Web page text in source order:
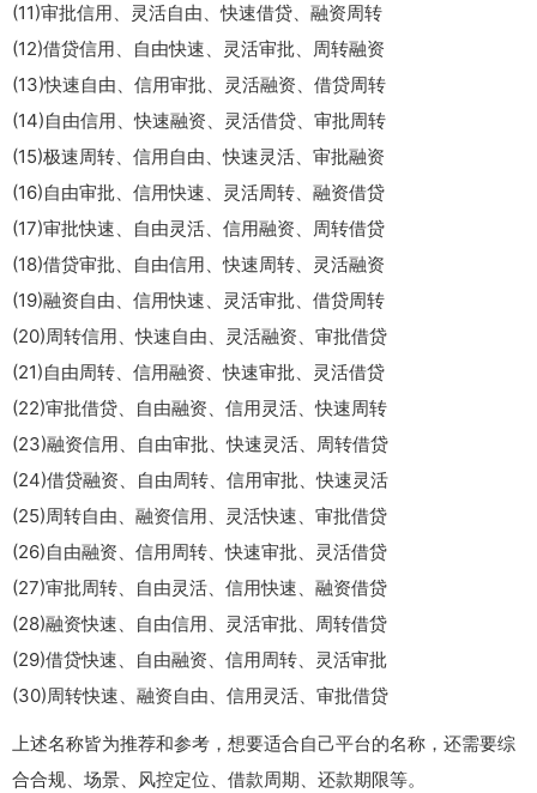
(11)审批信用、灵活自由、快速借贷、融资周转
(12)借贷信用、自由快速、灵活审批、周转融资
(13)快速自由、信用审批、灵活融资、借贷周转
(14)自由信用、快速融资、灵活借贷、审批周转
(15)极速周转、信用自由、快速灵活、审批融资
(16)自由审批、信用快速、灵活周转、融资借贷
(17)审批快速、自由灵活、信用融资、周转借贷
(18)借贷审批、自由信用、快速周转、灵活融资
(19)融资自由、信用快速、灵活审批、借贷周转
(20)周转信用、快速自由、灵活融资、审批借贷
(21)自由周转、信用融资、快速审批、灵活借贷
(22)审批借贷、自由融资、信用灵活、快速周转
(23)融资信用、自由审批、快速灵活、周转借贷
(24)借贷融资、自由周转、信用审批、快速灵活
(25)周转自由、融资信用、灵活快速、审批借贷
(26)自由融资、信用周转、快速审批、灵活借贷
(27)审批周转、自由灵活、信用快速、融资借贷
(28)融资快速、自由信用、灵活审批、周转借贷
(29)借贷快速、自由融资、信用周转、灵活审批
(30)周转快速、融资自由、信用灵活、审批借贷
上述名称皆为推荐和参考，想要适合自己平台的名称，还需要综
合合规、场景、风控定位、借款周期、还款期限等。